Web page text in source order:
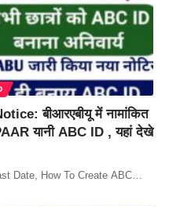
बीआरएबीयू में नामांकित
यानी ABC ID , यहां देखे
Date, How To Create ABC…